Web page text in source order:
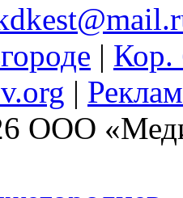
| Кор.
|
ООО